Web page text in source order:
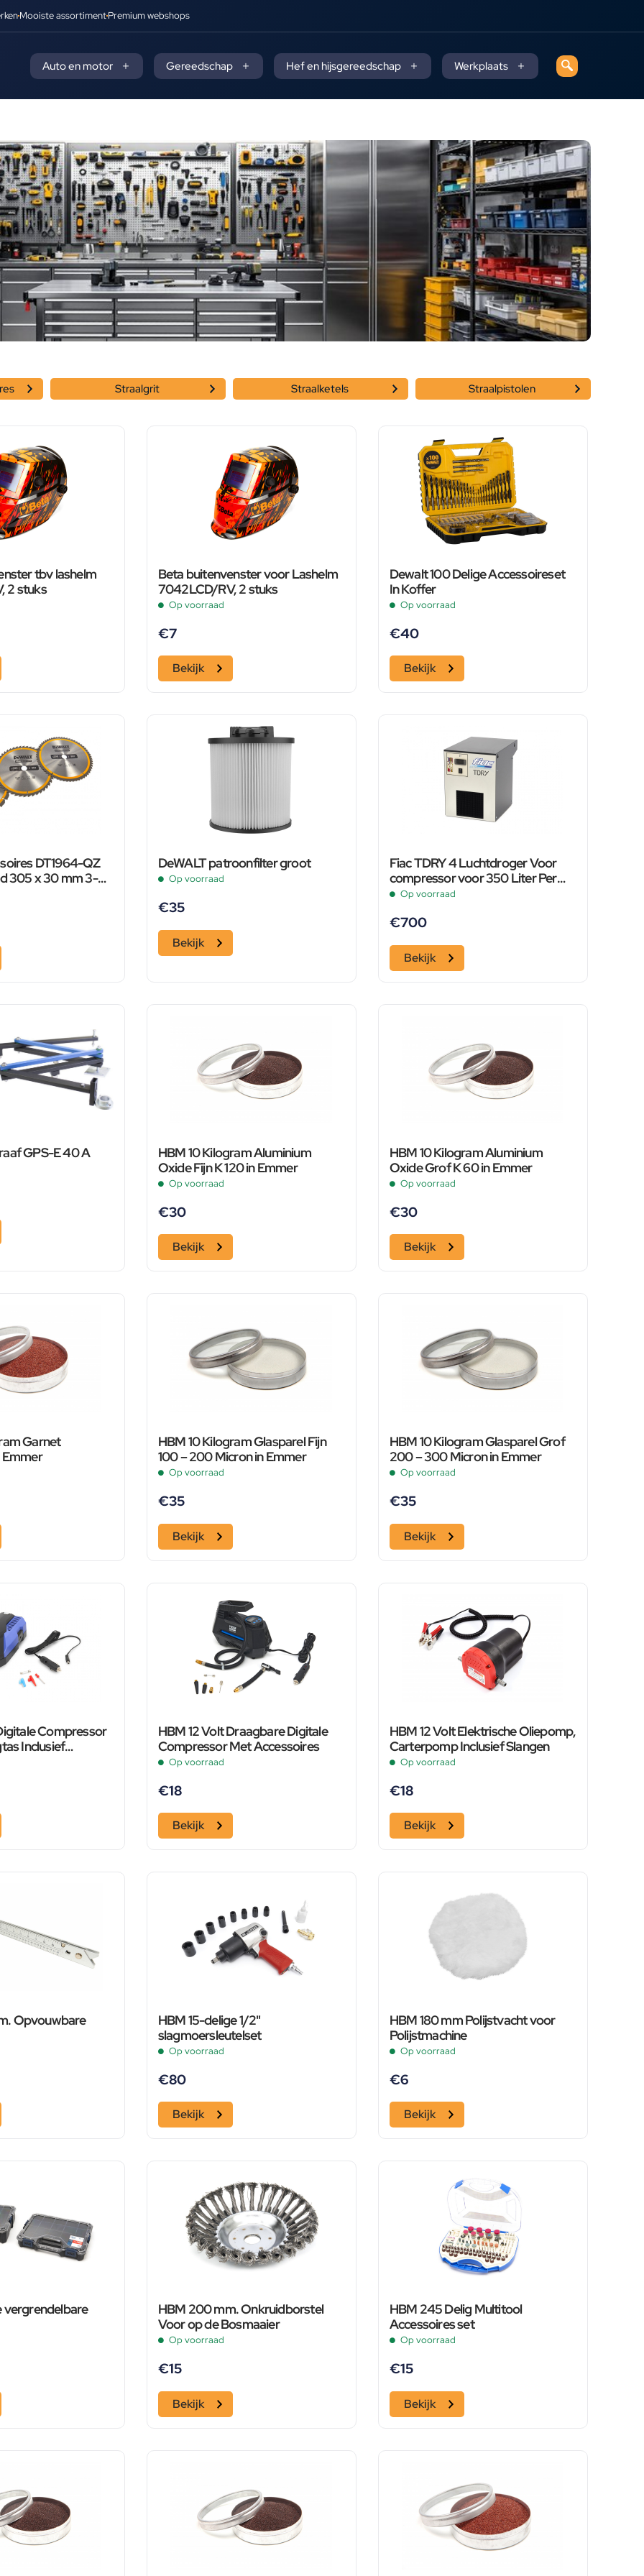
Mooiste assortimentPremium webshops
Auto en motor Gereedschap Hef en hijsgereedschap Werkplaats
Straalgrit Straalketels Straalpistolen
tbv lashelm
2 stuks
Beta buitenvenster voor Lashelm
7042LCD/RV, 2 stuks
Op voorraad
€7
Bekijk
Dewalt 100 Delige Accessoireset
In Koffer
Op voorraad
€40
Bekijk
DT1964-QZ
305 x 30 mm 3-
+ DT1959-QZ +
DeWALT patroonfilter groot
Op voorraad
€35
Bekijk
Fiac TDRY 4 Luchtdroger Voor
compressor voor 350 Liter Per
Minuut
Op voorraad
€700
Bekijk
GPS-E 40 A
HBM 10 Kilogram Aluminium
Oxide Fijn K 120 in Emmer
Op voorraad
€30
Bekijk
HBM 10 Kilogram Aluminium
Oxide Grof K 60 in Emmer
Op voorraad
€30
Bekijk
Garnet
HBM 10 Kilogram Glasparel Fijn
100 – 200 Micron in Emmer
Op voorraad
€35
Bekijk
HBM 10 Kilogram Glasparel Grof
200 – 300 Micron in Emmer
Op voorraad
€35
Bekijk
Compressor
Inclusief
HBM 12 Volt Draagbare Digitale
Compressor Met Accessoires
Op voorraad
€18
Bekijk
HBM 12 Volt Elektrische Oliepomp,
Carterpomp Inclusief Slangen
Op voorraad
€18
Bekijk
Opvouwbare
HBM 15-delige 1/2"
slagmoersleutelset
Op voorraad
€80
Bekijk
HBM 180 mm Polijstvacht voor
Polijstmachine
Op voorraad
€6
Bekijk
vergrendelbare
HBM 200 mm. Onkruidborstel
Voor op de Bosmaaier
Op voorraad
€15
Bekijk
HBM 245 Delig Multitool
Accessoires set
Op voorraad
€15
Bekijk